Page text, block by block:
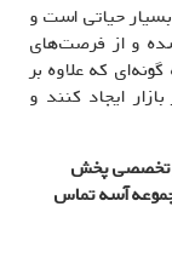
حیاتی است و
و از فرصت‌های
که علاوه بر
ایجاد کنند و
تخصصی پخش
آسه تماس